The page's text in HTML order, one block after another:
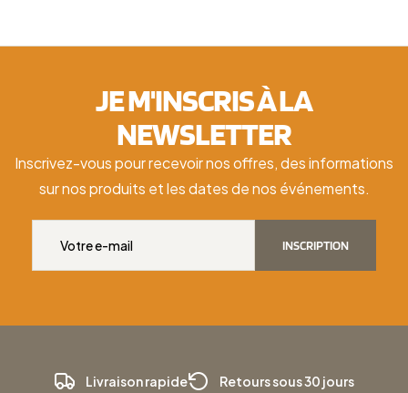
JE M'INSCRIS À LA
NEWSLETTER
Inscrivez-vous pour recevoir nos offres, des informations
sur nos produits et les dates de nos événements.
INSCRIPTION
Livraison rapide Retours sous 30 jours